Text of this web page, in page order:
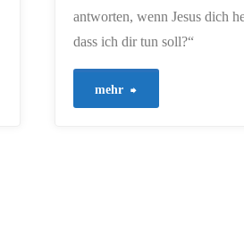
antworten, wenn Jesus dich
dass ich dir tun soll?“
mehr "580